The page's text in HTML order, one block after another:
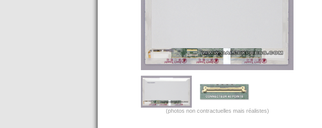
(photos non contractuelles mais réalistes)